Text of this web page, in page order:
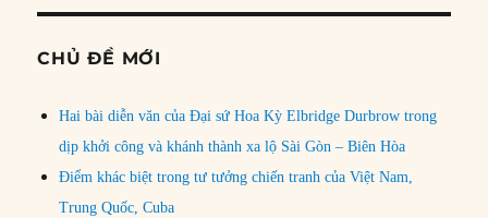
CHỦ ĐỀ MỚI
Hai bài diễn văn của Đại sứ Hoa Kỳ Elbridge Durbrow trong
dịp khởi công và khánh thành xa lộ Sài Gòn – Biên Hòa
Điểm khác biệt trong tư tưởng chiến tranh của Việt Nam,
Trung Quốc, Cuba